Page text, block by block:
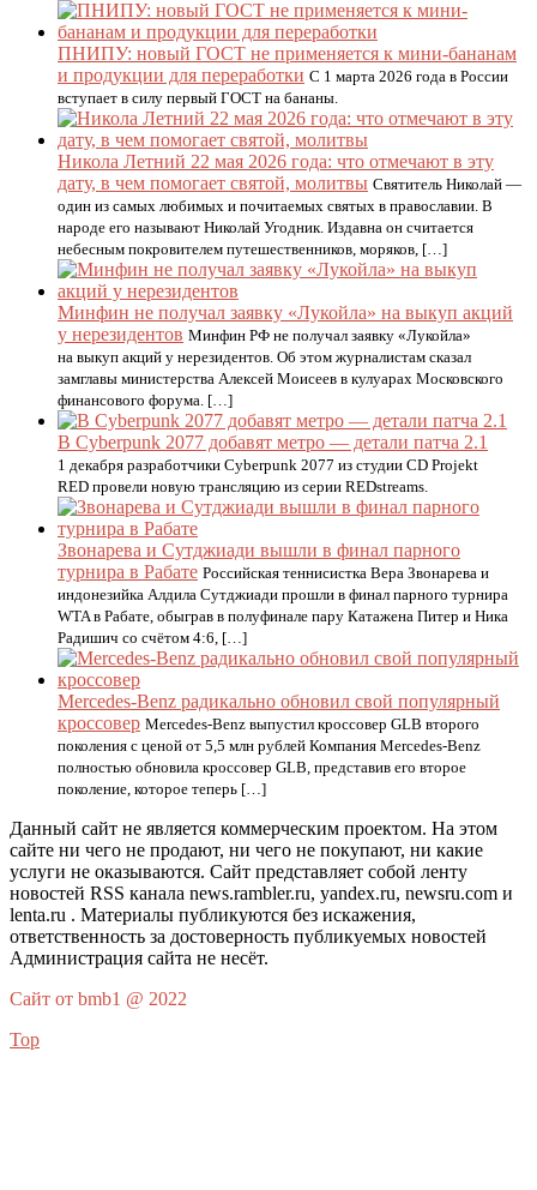
ПНИПУ: новый ГОСТ не применяется к мини-бананам
и продукции для переработки С 1 марта 2026 года в России
вступает в силу первый ГОСТ на бананы.
Никола Летний 22 мая 2026 года: что отмечают в эту
дату, в чем помогает святой, молитвы Святитель Николай —
один из самых любимых и почитаемых святых в православии. В
народе его называют Николай Угодник. Издавна он считается
небесным покровителем путешественников, моряков, […]
Минфин не получал заявку «Лукойла» на выкуп акций
у нерезидентов Минфин РФ не получал заявку «Лукойла»
на выкуп акций у нерезидентов. Об этом журналистам сказал
замглавы министерства Алексей Моисеев в кулуарах Московского
финансового форума. […]
В Cyberpunk 2077 добавят метро — детали патча 2.1
1 декабря разработчики Cyberpunk 2077 из студии CD Projekt
RED провели новую трансляцию из серии REDstreams.
Звонарева и Сутджиади вышли в финал парного
турнира в Рабате Российская теннисистка Вера Звонарева и
индонезийка Алдила Сутджиади прошли в финал парного турнира
WTA в Рабате, обыграв в полуфинале пару Катажена Питер и Ника
Радишич со счётом 4:6, […]
Mercedes-Benz радикально обновил свой популярный
кроссовер Mercedes-Benz выпустил кроссовер GLB второго
поколения с ценой от 5,5 млн рублей Компания Mercedes-Benz
полностью обновила кроссовер GLB, представив его второе
поколение, которое теперь […]
Данный сайт не является коммерческим проектом. На этом
сайте ни чего не продают, ни чего не покупают, ни какие
услуги не оказываются. Сайт представляет собой ленту
новостей RSS канала news.rambler.ru, yandex.ru, newsru.com и
lenta.ru . Материалы публикуются без искажения,
ответственность за достоверность публикуемых новостей
Администрация сайта не несёт.
Сайт от bmb1 @ 2022
Top